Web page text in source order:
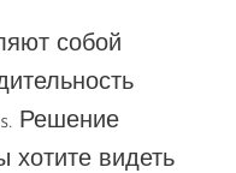
собой
Решение
хотите видеть